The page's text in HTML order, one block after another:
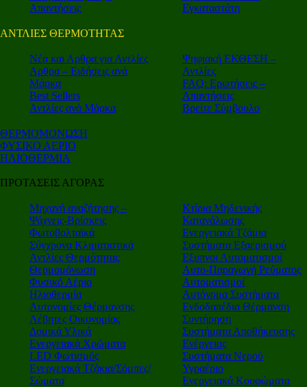
Απαντήσεις
Εγκαταστάτη
ΑΝΤΛΙΕΣ ΘΕΡΜΟΤΗΤΑΣ
Nέα και Αρθρα για Αντλίες
Αρθρα – Ειδήσεις ανά
Μάρκα
Best Sellers
Αντλίες ανά Μάρκα
Ψηφιακή ΕΚΘΕΣΗ –
Αντλίες
FAQ: Ερωτήσεις –
Απαντήσεις
Βρείτε Σύμβουλο
ΘΕΡΜΟΜΟΝΩΣΗ
ΦΥΣΙΚΟ ΑΕΡΙΟ
ΗΛΙΟΘΕΡΜΙΑ
ΠΡΟΤΑΣΕΙΣ ΑΓΟΡΑΣ
Μηχανή αναζήτησης –
Ψάχνεις-Βρίσκεις
Φωτοβολταϊκά
Σύγχρονα Κλιματιστικά
Αντλίες Θερμότητας
Θερμομόνωση
Φυσικό Αέριο
Ηλιοθερμία
Αυτονομίες Θέρμανσης
Λέβητες Οικονομίας
Δομικά Υλικά
Ενεργειακά Χρώματα
LED Φωτισμός
Ενεργειακά Τζάκια/Σόμπες/
Σώματα
Κτίρια Μηδενικής
Κατανάλωσης
Ενεργειακά Τζάμια
Συστήματα Εξαερισμού
Εξυπνοι Αυτοματισμοί
Αυτο-Παραγωγή Ρεύματος
Αυτοματισμοί
Αυτόνομα Συστήματα
Ενδοδαπέδια Θέρμανση
Συντήρηση
Συστήματα Αποθήκευσης
Ενέργειας
Συστήματα Νερού
Υγραέριο
Ενεργειακά Κουφώματα